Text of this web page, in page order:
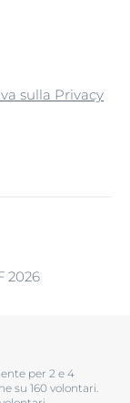
sulla Privacy
2026
per 2 e 4
su 160 volontari.​